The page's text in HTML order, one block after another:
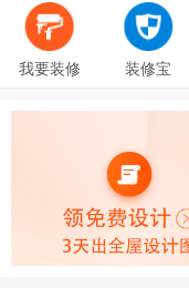
我要装修 装修宝